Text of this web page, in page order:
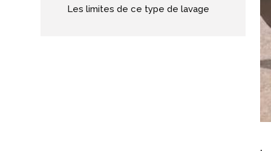
Les limites de ce type de lavage